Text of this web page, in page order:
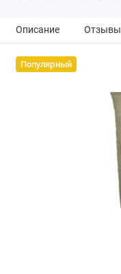
Описание Отзывы
Популярный